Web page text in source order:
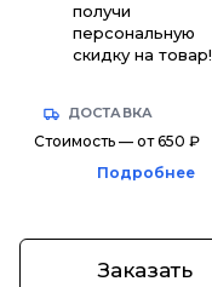
получи
персональную
скидку на товар!
ДОСТАВКА
Стоимость — от 650 ₽
Подробнее
Заказать